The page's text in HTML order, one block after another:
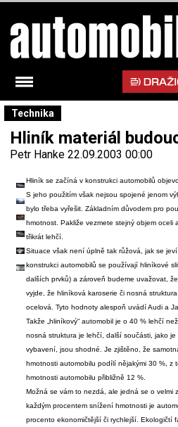
Technika
Hliník materiál
Petr Hanke 22.09.2003 00:00
Hliník se začíná v konstrukci automobilů
S jeho použitím však nejsou spojené jenom
bylo třeba vyřešit. Základním důvodem pro
hmotnost. Pakliže vezmete stejný objem oceli
třikrát lehčí.
Situace však není úplně tak růžová, jak se
konstrukci automobilů se používají hliníkové
dalších prvků) a zároveň budeme uvažovat,
vyjde, že hliníková karoserie či nosná
ocelová. Tyto hodnoty alespoň uvádí Audi a
Takže „hliníkový“ automobil je o 40 % lehčí
nosná struktura je lehčí, další součásti, jako
vybavení, jsou shodné. Je zjištěno, že
hmotnosti automobilu podílí nějakými 30 %, z
hmotnosti automobilu přibližně 12 %.
Možná se vám to nezdá, ale jedná se o velmi
každým procentem snížení hmotnosti je
procento ekonomičtější či rychlejší. Ekologičtí